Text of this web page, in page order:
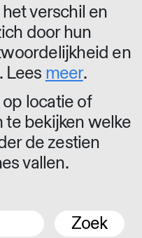
verschil en
door hun
en
Lees meer.
locatie of
bekijken welke
de zestien
vallen.
Zoek